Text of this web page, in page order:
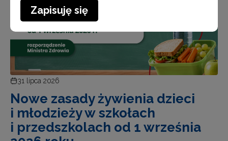
31 lipca 2026
Nowe zasady żywienia dzieci
i młodzieży w szkołach
i przedszkolach od 1 września
Zapisuję się